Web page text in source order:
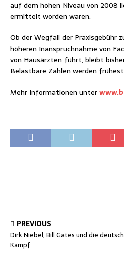
auf dem hohen Niveau von 2008
ermittelt worden waren.
Ob der Wegfall der Praxisgebühr
höheren Inanspruchnahme von
von Hausärzten führt, bleibt
Belastbare Zahlen werden
Mehr Informationen unter
PREVIOUS
Dirk Niebel, Bill Gates und die
Kampf